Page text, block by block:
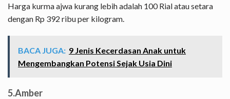
Harga kurma ajwa kurang lebih adalah 100 Rial atau setara
dengan Rp 392 ribu per kilogram.
BACA JUGA: 9 Jenis Kecerdasan Anak untuk
Mengembangkan Potensi Sejak Usia Dini
5.Amber